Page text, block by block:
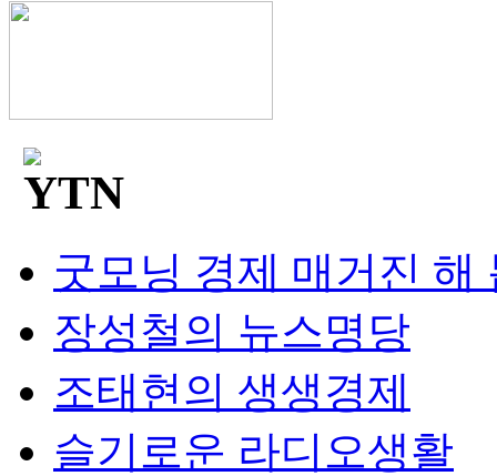
굿모닝 경제 매거진 해
장성철의 뉴스명당
조태현의 생생경제
슬기로운 라디오생활